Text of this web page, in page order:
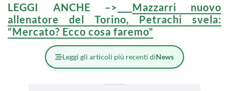
LEGGI ANCHE –>
Mazzarri nuovo
allenatore del Torino, Petrachi svela:
“Mercato? Ecco cosa faremo”
Leggi gli articoli più recenti diNews